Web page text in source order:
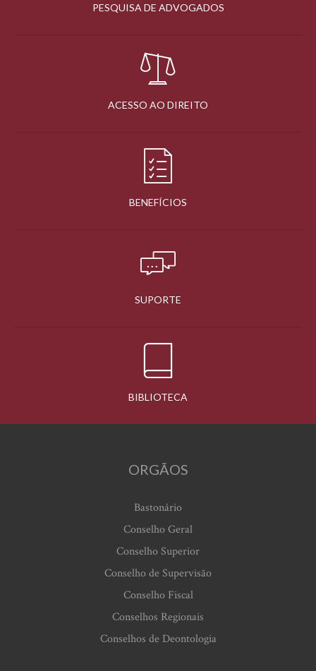
PESQUISA DE ADVOGADOS
ACESSO AO DIREITO
BENEFÍCIOS
SUPORTE
BIBLIOTECA
ORGÃOS
Bastonário
Conselho Geral
Conselho Superior
Conselho de Supervisão
Conselho Fiscal
Conselhos Regionais
Conselhos de Deontologia